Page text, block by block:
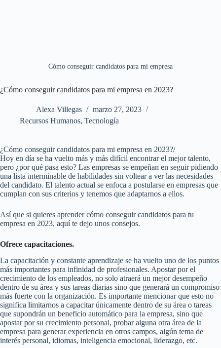
Cómo conseguir candidatos para mi empresa
¿Cómo conseguir candidatos para mi empresa en 2023?
Alexa Villegas
marzo 27, 2023
Recursos Humanos, Tecnología
¿Cómo conseguir candidatos para mi empresa en 2023?/
Hoy en día se ha vuelto más y más difícil encontrar el mejor talento,
pero ¿por qué pasa esto? Las empresas se empeñan en seguir pidiendo
una lista interminable de habilidades sin voltear a ver las necesidades
del candidato. El talento actual se enfoca a postularse en empresas que
cumplan con sus criterios y tenemos que adaptarnos a ellos.
Así que si quieres aprender cómo conseguir candidatos para tu
empresa en 2023, aquí te dejo unos consejos.
Ofrece capacitaciones.
La capacitación y constante aprendizaje se ha vuelto uno de los puntos
más importantes para infinidad de profesionales. Apostar por el
crecimiento de los empleados, no solo atraerá un mejor desempeño
dentro de su área y sus tareas diarias sino que generará un compromiso
más fuerte con la organización. Es importante mencionar que esto no
significa limitarnos a capacitar únicamente dentro de su área o tareas
que supondrán un beneficio automático para la empresa, sino que
apostar por su crecimiento personal, probar alguna otra área de la
empresa para generar experiencia en otros campos, algún tema de
interés personal, idiomas, inteligencia emocional, liderazgo, etc.